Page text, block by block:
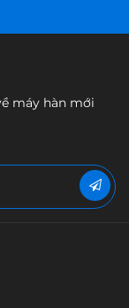
máy hàn mới